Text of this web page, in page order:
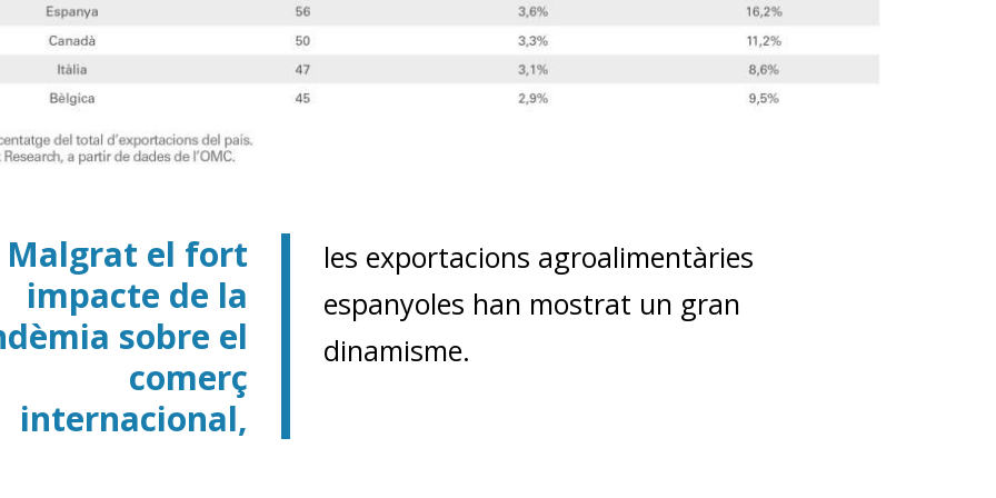
Malgrat el fort
impacte de la
sobre el
comerç
internacional,
les exportacions agroalimentàries
espanyoles han mostrat un gran
dinamisme.